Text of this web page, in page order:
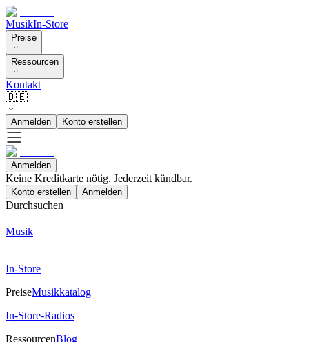
MusikIn-Store
Preise
Ressourcen
Kontakt
🇩🇪
Anmelden Konto erstellen
Anmelden
Keine Kreditkarte nötig. Jederzeit kündbar.
Konto erstellen Anmelden
Durchsuchen
Musik
In-Store
PreiseMusikkatalog
In-Store-Radios
RessourcenBlog